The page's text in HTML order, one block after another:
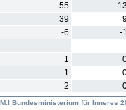
55
39
-6 -
1
1
2
Bundesministerium für Inneres